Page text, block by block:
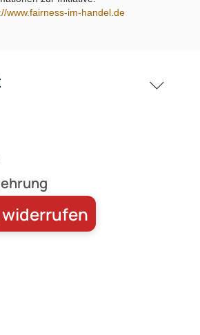
www.fairness-im-handel.de